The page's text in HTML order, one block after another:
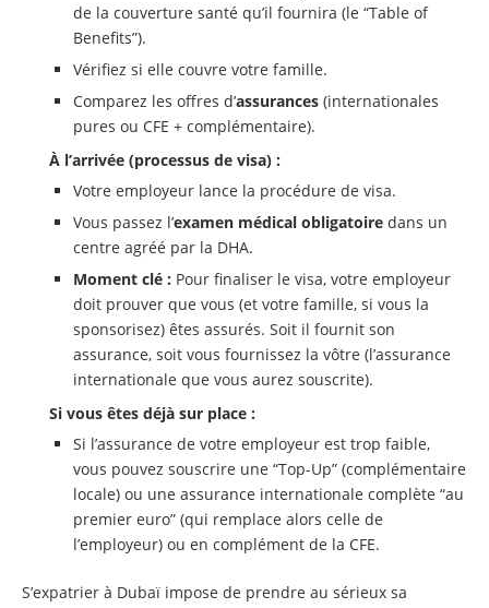
de la couverture santé qu’il fournira (le “Table of
Benefits”).
Vérifiez si elle couvre votre famille.
Comparez les offres d’assurances (internationales
pures ou CFE + complémentaire).
À l’arrivée (processus de visa) :
Votre employeur lance la procédure de visa.
Vous passez l’examen médical obligatoire dans un
centre agréé par la DHA.
Moment clé : Pour finaliser le visa, votre employeur
doit prouver que vous (et votre famille, si vous la
sponsorisez) êtes assurés. Soit il fournit son
assurance, soit vous fournissez la vôtre (l’assurance
internationale que vous aurez souscrite).
Si vous êtes déjà sur place :
Si l’assurance de votre employeur est trop faible,
vous pouvez souscrire une “Top-Up” (complémentaire
locale) ou une assurance internationale complète “au
premier euro” (qui remplace alors celle de
l’employeur) ou en complément de la CFE.
S’expatrier à Dubaï impose de prendre au sérieux sa